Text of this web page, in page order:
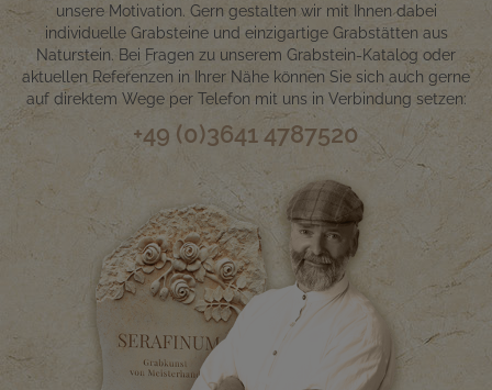
unsere Motivation. Gern gestalten wir mit Ihnen dabei
individuelle Grabsteine und einzigartige Grabstätten aus
Naturstein. Bei Fragen zu unserem Grabstein-Katalog oder
aktuellen Referenzen in Ihrer Nähe können Sie sich auch gerne
auf direktem Wege per Telefon mit uns in Verbindung setzen:
+49 (0)3641 4787520